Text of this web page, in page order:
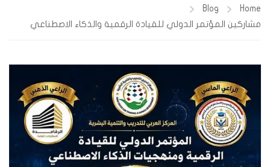
Home
Blog
مشاركين المؤتمر الدولي للقيادة الرقمية والذكاء الاصطناعي